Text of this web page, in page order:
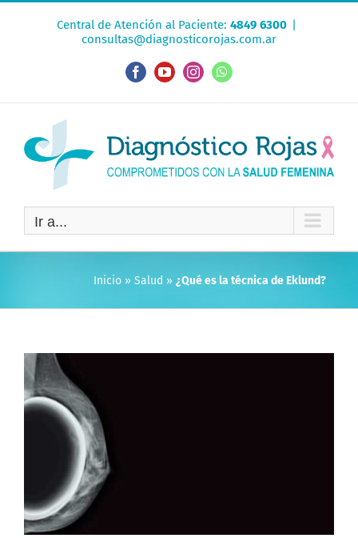
Central de Atención al Paciente: 4849 6300 |
consultas@diagnosticorojas.com.ar
FacebookYouTubeInstagramWhatsApp
Ir a...
Inicio » Salud » ¿Qué es la técnica de Eklund?